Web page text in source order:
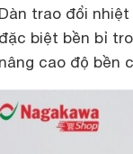
Dàn trao đổi nhiệt
đặc biệt bền bỉ
nâng cao độ bền